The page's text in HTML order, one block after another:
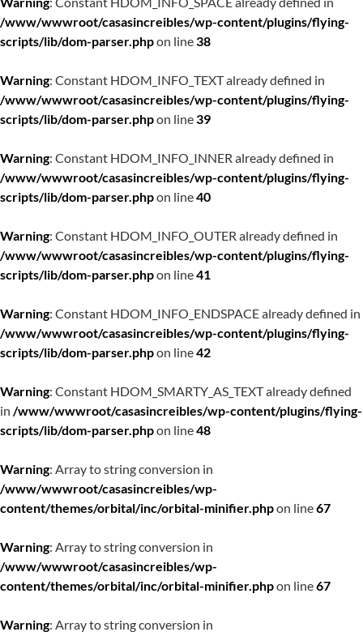
/www/wwwroot/casasincreibles/wp-content/plugins/flying-
scripts/lib/dom-parser.phpon line38
Warning: Constant HDOM_INFO_TEXT already defined in
/www/wwwroot/casasincreibles/wp-content/plugins/flying-
scripts/lib/dom-parser.phpon line39
Warning: Constant HDOM_INFO_INNER already defined in
/www/wwwroot/casasincreibles/wp-content/plugins/flying-
scripts/lib/dom-parser.phpon line40
Warning: Constant HDOM_INFO_OUTER already defined in
/www/wwwroot/casasincreibles/wp-content/plugins/flying-
scripts/lib/dom-parser.phpon line41
Warning: Constant HDOM_INFO_ENDSPACE already defined in
/www/wwwroot/casasincreibles/wp-content/plugins/flying-
scripts/lib/dom-parser.phpon line42
Warning: Constant HDOM_SMARTY_AS_TEXT already defined
in /www/wwwroot/casasincreibles/wp-content/plugins/flying-
scripts/lib/dom-parser.phpon line48
Warning: Array to string conversion in
/www/wwwroot/casasincreibles/wp-
content/themes/orbital/inc/orbital-minifier.phpon line67
Warning: Array to string conversion in
/www/wwwroot/casasincreibles/wp-
content/themes/orbital/inc/orbital-minifier.phpon line67
Warning: Array to string conversion in